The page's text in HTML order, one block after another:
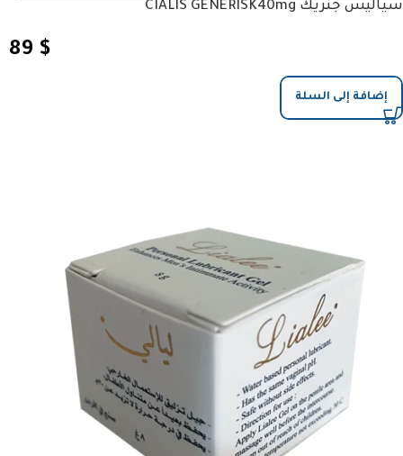
سياليس جنريك CIALIS GENERISK40mg
89 $
إضافة إلى السلة